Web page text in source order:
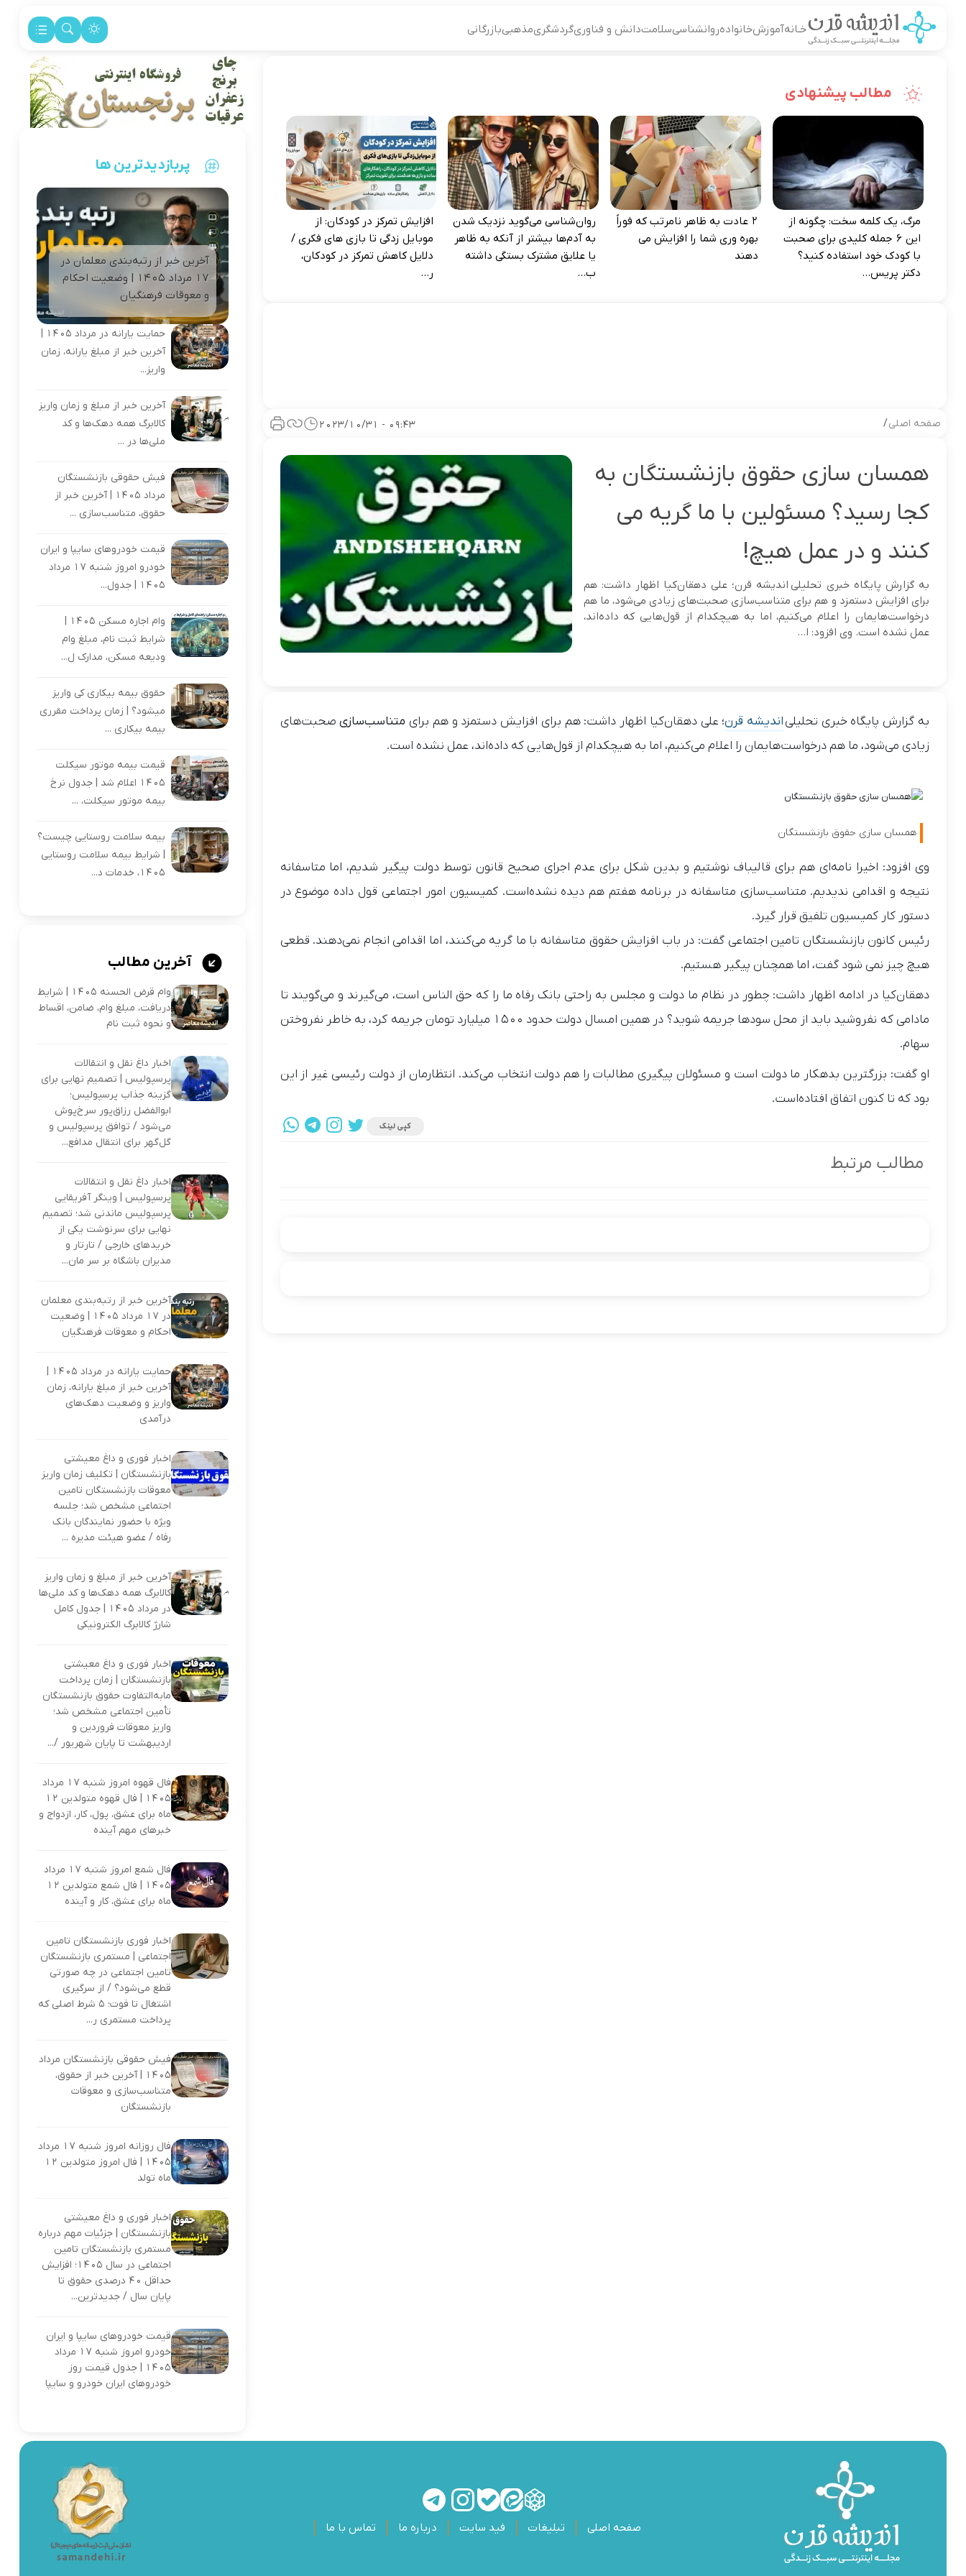
خـانهآموزشخانوادهروانشناسیسلامتدانش و فناوریگردشگریمذهبیبازرگانی
صفحه اصلی/
09:43 - 2023/10/31
همسان سازی حقوق بازنشستگان به
کجا رسید؟ مسئولین با ما گریه می
کنند و در عمل هیچ!
به گزارش پایگاه خبری تحلیلی اندیشه قرن؛ علی دهقان‌کیا اظهار داشت: هم
برای افزایش دستمزد و هم برای متناسب‌سازی صحبت‌های زیادی می‌شود، ما هم
درخواست‌هایمان را اعلام می‌کنیم، اما به هیچکدام از قول‌هایی که داده‌اند،
عمل نشده‌ است. وی افزود: ا...
مطالب پیشنهادی
مرگ، یک کلمه سخت: چگونه از
این ۶ جمله کلیدی برای صحبت
با کودک خود استفاده کنید؟
دکتر پریس...
۲ عادت به‌ ظاهر نامرتب که فوراً
بهره‌ وری شما را افزایش می‌
دهند
روان‌شناسی می‌گوید نزدیک شدن
به آدم‌ها بیشتر از آنکه به ظاهر
یا علایق مشترک بستگی داشته
ب...
افزایش تمرکز در کودکان: از
موبایل‌ زدگی تا بازی‌ های فکری /
دلایل کاهش تمرکز در کودکان،
ر...
به گزارش پایگاه خبری تحلیلیاندیشه قرن؛ علی دهقان‌کیا اظهار داشت: هم برای افزایش دستمزد و هم برای متناسب‌سازیصحبت‌های
زیادی می‌شود، ما هم درخواست‌هایمان را اعلام می‌کنیم، اما به هیچکدام از قول‌هایی که داده‌اند، عمل نشده‌ است.
همسان سازی حقوق بازنشستگان
وی افزود: اخیرا نامه‌ای هم برای قالیباف نوشتیم و بدین شکل برای عدم اجرای صحیح قانون توسط دولت پیگیر شدیم، اما متاسفانه
نتیجه و اقدامی ندیدیم. متناسب‌سازی متاسفانه در برنامه هفتم هم دیده نشده‌است. کمیسیون امور اجتماعی قول داده موضوع در
دستور کار کمیسیون تلفیق قرار گیرد.
رئیس کانون بازنشستگان تامین اجتماعی گفت: در باب افزایش حقوق متاسفانه با ما گریه می‌کنند، اما اقدامی انجام نمی‌دهند. قطعی
هیچ چیز نمی شود گفت، اما همچنان پیگیر هستیم.
دهقان‌کیا در ادامه اظهار داشت: چطور در نظام ما دولت و مجلس به راحتی بانک رفاه ما را که حق الناس است، می‌گیرند و می‌گویند تا
مادامی که نفروشید باید از محل سودها جریمه شوید؟ در همین امسال دولت حدود ۱۵۰۰ میلیارد تومان جریمه کرد، به خاطر نفروختن
سهام.
او گفت: بزرگترین بدهکار ما دولت است و مسئولان پیگیری مطالبات را هم دولت انتخاب می‌کند. انتظارمان از دولت رئیسی غیر از این
بود که تا کنون اتفاق افتاده‌است.
کپی لینک
مطالب مرتبط
پربازدیدترین ها
آخرین خبر از رتبه‌بندی معلمان در
۱۷ مرداد ۱۴۰۵ | وضعیت احکام
و معوقات فرهنگیان
حمایت یارانه در مرداد ۱۴۰۵ |
آخرین خبر از مبلغ یارانه، زمان
واریز...
آخرین خبر از مبلغ و زمان واریز
کالابرگ همه دهک‌ها و کد
ملی‌ها در ...
فیش حقوقی بازنشستگان
مرداد ۱۴۰۵ | آخرین خبر از
حقوق، متناسب‌سازی ...
قیمت خودروهای سایپا و ایران
خودرو امروز شنبه 17 مرداد
1405 | جدول...
وام اجاره مسکن ۱۴۰۵ |
شرایط ثبت نام، مبلغ وام
ودیعه مسکن، مدارک ل...
حقوق بیمه بیکاری کی واریز
میشود؟ | زمان پرداخت مقرری
بیمه بیکاری ...
قیمت بیمه موتور سیکلت
۱۴۰۵ اعلام شد | جدول نرخ
بیمه موتور سیکلت، ...
بیمه سلامت روستایی چیست؟
| شرایط بیمه سلامت روستایی
۱۴۰۵، خدمات د...
آخرین مطالب
وام قرض الحسنه ۱۴۰۵ | شرایط
دریافت، مبلغ وام، ضامن، اقساط
و نحوه ثبت نام
اخبار داغ نقل و انتقالات
پرسپولیس | تصمیم نهایی برای
گزینه جذاب پرسپولیس؛
ابوالفضل رزاق‌پور سرخ‌پوش
می‌شود / توافق پرسپولیس و
گل‌گهر برای انتقال مدافع...
اخبار داغ نقل و انتقالات
پرسپولیس | وینگر آفریقایی
پرسپولیس ماندنی شد؛ تصمیم
نهایی برای سرنوشت یکی از
خریدهای خارجی / تارتار و
مدیران باشگاه بر سر مان...
آخرین خبر از رتبه‌بندی معلمان
در ۱۷ مرداد ۱۴۰۵ | وضعیت
احکام و معوقات فرهنگیان
حمایت یارانه در مرداد ۱۴۰۵ |
آخرین خبر از مبلغ یارانه، زمان
واریز و وضعیت دهک‌های
درآمدی
اخبار فوری و داغ معیشتی
بازنشستگان | تکلیف زمان واریز
معوقات بازنشستگان تامین
اجتماعی مشخص شد؛ جلسه
ویژه با حضور نمایندگان بانک
رفاه / عضو هیئت مدیره ...
آخرین خبر از مبلغ و زمان واریز
کالابرگ همه دهک‌ها و کد ملی‌ها
در مرداد ۱۴۰۵ | جدول کامل
شارژ کالابرگ الکترونیکی
اخبار فوری و داغ معیشتی
بازنشستگان | زمان پرداخت
مابه‌التفاوت حقوق بازنشستگان
تأمین اجتماعی مشخص شد؛
واریز معوقات فروردین و
اردیبهشت تا پایان شهریور /...
فال قهوه امروز شنبه ۱۷ مرداد
۱۴۰۵ | فال قهوه متولدین ۱۲
ماه برای عشق، پول، کار، ازدواج و
خبرهای مهم آینده
فال شمع امروز شنبه ۱۷ مرداد
۱۴۰۵ | فال شمع متولدین ۱۲
ماه برای عشق، کار و آینده
اخبار فوری بازنشستگان تامین
اجتماعی | مستمری بازنشستگان
تامین اجتماعی در چه صورتی
قطع می‌شود؟ / از سرگیری
اشتغال تا فوت؛ ۵ شرط اصلی که
پرداخت مستمری ر...
فیش حقوقی بازنشستگان مرداد
۱۴۰۵ | آخرین خبر از حقوق،
متناسب‌سازی و معوقات
بازنشستگان
فال روزانه امروز شنبه 17 مرداد
1405 | فال امروز متولدین 12
ماه تولد
اخبار فوری و داغ معیشتی
بازنشستگان | جزئیات مهم درباره
مستمری بازنشستگان تامین
اجتماعی در سال ۱۴۰۵؛ افزایش
حداقل ۴۰ درصدی حقوق تا
پایان سال / جدیدترین...
قیمت خودروهای سایپا و ایران
خودرو امروز شنبه 17 مرداد
1405 | جدول قیمت روز
خودروهای ایران خودرو و سایپا
صفحه اصلی تبلیغات فید سایت درباره ما تماس با ما